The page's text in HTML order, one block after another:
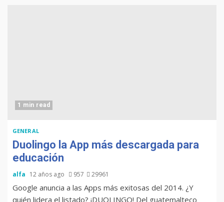
1 min read
GENERAL
Duolingo la App más descargada para
educación
alfa 12 años ago 957 29961
Google anuncia a las Apps más exitosas del 2014. ¿Y
quién lidera el listado? ¡DUOLINGO! Del guatemalteco